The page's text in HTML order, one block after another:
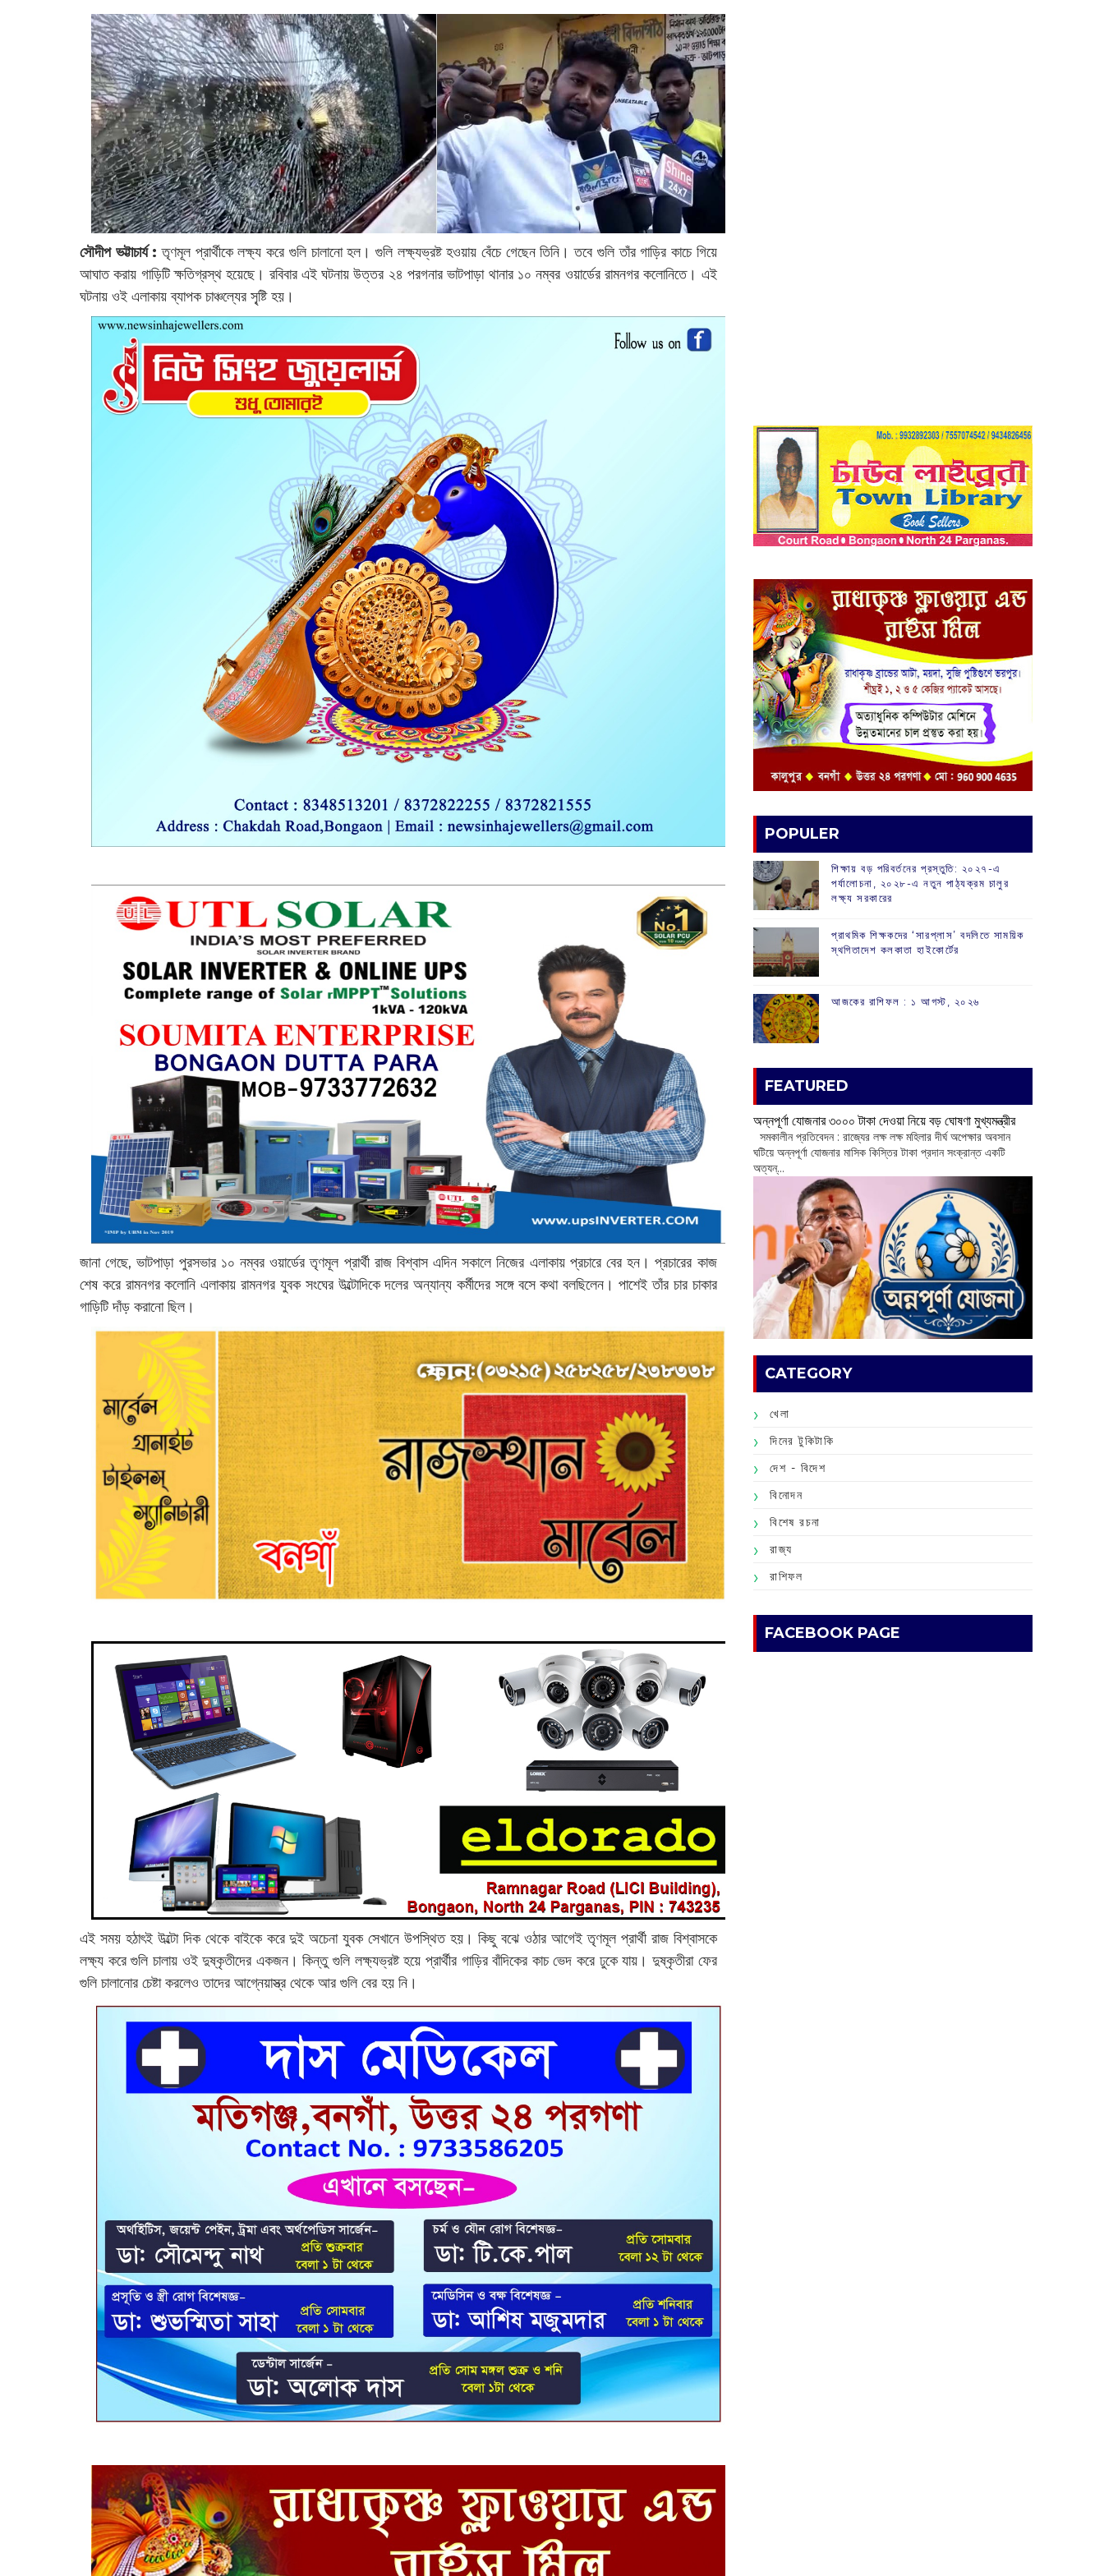
সৌদীপ ভট্টাচার্য : তৃণমূল প্রার্থীকে লক্ষ্য করে গুলি ‌চালানো হল। গুলি লক্ষ্যভ্রষ্ট হওয়ায় বেঁচে গেছেন তিনি। তবে গুলি তাঁর গাড়ির কাচে গিয়ে
আঘাত করায় গাড়িটি ক্ষতিগ্রস্থ হয়েছে। রবিবার এই ঘটনায় উত্তর ২৪ পরগনার ভাটপাড়া থানার ১০ নম্বর ওয়ার্ডের রামনগর কলোনিতে। এই
ঘটনায় ওই এলাকায় ব্যাপক চাঞ্চল্যের সৃ্ষ্টি হয়।
জানা গেছে, ভাটপাড়া পুরসভার ১০ নম্বর ওয়ার্ডের তৃণমূল প্রার্থী রাজ বিশ্বাস এদিন সকালে নিজের এলাকায় প্রচারে বের হন। প্রচারের কাজ
শেষ করে রামনগর কলোনি এলাকায় রামনগর যুবক সংঘের উল্টোদিকে দলের অন্যান্য কর্মীদের সঙ্গে বসে কথা বলছিলেন। পাশেই তাঁর চার চাকার
গাড়িটি দাঁড় করানো ছিল।
এই সময় হঠাৎই উল্টো দিক থেকে বাইকে করে দুই অচেনা যুবক সেখানে উপস্থিত হয়। কিছু বঝে ওঠার আগেই তৃণমূল প্রার্থী রাজ বিশ্বাসকে
লক্ষ্য করে গুলি চালায় ওই দুষ্কৃতীদের একজন। কিন্তু গুলি লক্ষ্যভ্রষ্ট হয়ে প্রার্থীর গাড়ির বাঁদিকের কাচ ভেদ করে ঢুকে যায়। দুষ্কৃতীরা ফের
গুলি চালানোর চেষ্টা করলেও তাদের আগ্নেয়াস্ত্র থেকে আর গুলি বের হয় নি।
POPULER
শিক্ষায় বড় পরিবর্তনের প্রস্তুতি: ২০২৭-এ
পর্যালোচনা, ২০২৮-এ নতুন পাঠ্যক্রম চালুর
লক্ষ্য সরকারের
প্রাথমিক শিক্ষকদের ‘সারপ্লাস’ বদলিতে সাময়িক
স্থগিতাদেশ কলকাতা হাইকোর্টের
আজকের রাশিফল :‌ ‌‌১ আগস্ট, ২০২৬
FEATURED
অন্নপূর্ণা যোজনার ৩০০০ টাকা দেওয়া নিয়ে বড় ঘোষণা মুখ্যমন্ত্রীর
সমকালীন প্রতিবেদন : রাজ্যের লক্ষ লক্ষ মহিলার দীর্ঘ অপেক্ষার অবসান
ঘটিয়ে অন্নপূর্ণা যোজনার মাসিক কিস্তির টাকা প্রদান সংক্রান্ত একটি
অত্যন্...
CATEGORY
খেলা
দিনের টুকিটাকি
দেশ - বিদেশ
বিনোদন
বিশেষ রচনা
রাজ্য
রাশিফল
FACEBOOK PAGE